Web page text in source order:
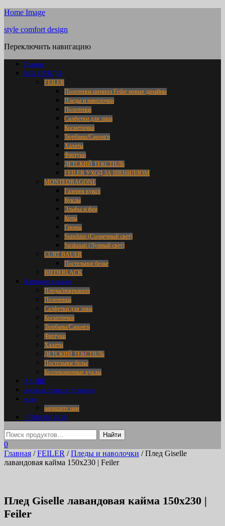
Home Image
style comfort design
Переключить навигацию
Главная
ВСЕ БРЕНДЫ
FEILER
Полотенца шенилл Feiler новые дизайны
Пледы и наволочки
Полотенца
Салфетки для лица
Косметички
Тюрбаны/Саронги
Халаты
Фартуки
ДЕТСКИЙ ТЕКСТИЛЬ
FEILER УХОД ЗА ШЕНИЛЛОМ
MONTEDRAGONE
Галерея кукол
Куклы
Эльфы и феи
Коты
Гномы
Sunshine (Солнечный свет)
Stralunati (Лунный свет)
CURT BAUER
Постельное белье
BIEDERLACK
Категории товаров
Пледы/покрывала
Полотенца
Салфетки для лица
Косметички
Тюрбаны/Саронги
Фартуки
Халаты
ДЕТСКИЙ ТЕКСТИЛЬ
Постельное белье
Коллекционные куклы
АКЦИИ
доставка / оплата / упаковка
о нас
напишите нам
+7 916 695 18 36
0
Главная /FEILER /Пледы и наволочки / Плед Giselle
лавандовая кайма 150х230 | Feiler
Плед Giselle лавандовая кайма 150х230 |
Feiler